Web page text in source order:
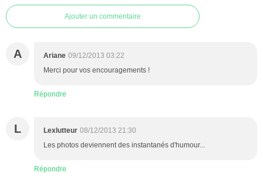
Ajouter un commentaire
A Ariane 09/12/2013 03:22
Merci pour vos encouragements !
Répondre
L Lexlutteur 08/12/2013 21:30
Les photos deviennent des instantanés d'humour...
Répondre